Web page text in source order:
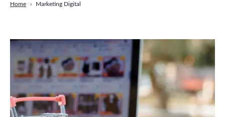
Home › Marketing Digital
DOWNLOAD DEBUGBAR